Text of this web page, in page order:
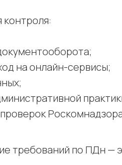
контроля:
на онлайн-сервисы;
требований по ПДн —